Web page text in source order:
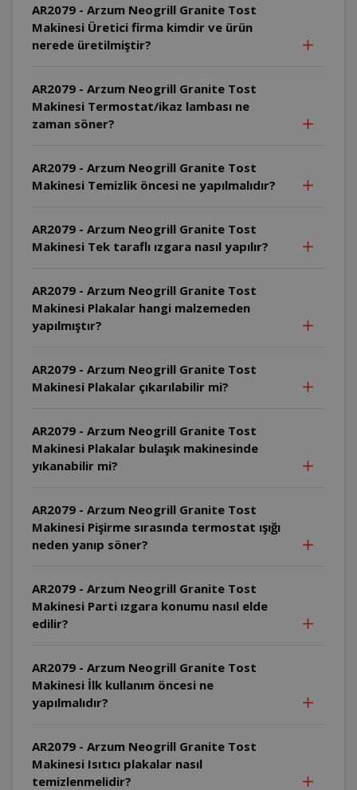
AR2079 - Arzum Neogrill Granite Tost
Makinesi Üretici firma kimdir ve ürün
nerede üretilmiştir?
AR2079 - Arzum Neogrill Granite Tost
Makinesi Termostat/ikaz lambası ne
zaman söner?
AR2079 - Arzum Neogrill Granite Tost
Makinesi Temizlik öncesi ne yapılmalıdır?
AR2079 - Arzum Neogrill Granite Tost
Makinesi Tek taraflı ızgara nasıl yapılır?
AR2079 - Arzum Neogrill Granite Tost
Makinesi Plakalar hangi malzemeden
yapılmıştır?
AR2079 - Arzum Neogrill Granite Tost
Makinesi Plakalar çıkarılabilir mi?
AR2079 - Arzum Neogrill Granite Tost
Makinesi Plakalar bulaşık makinesinde
yıkanabilir mi?
AR2079 - Arzum Neogrill Granite Tost
Makinesi Pişirme sırasında termostat ışığı
neden yanıp söner?
AR2079 - Arzum Neogrill Granite Tost
Makinesi Parti ızgara konumu nasıl elde
edilir?
AR2079 - Arzum Neogrill Granite Tost
Makinesi İlk kullanım öncesi ne
yapılmalıdır?
AR2079 - Arzum Neogrill Granite Tost
Makinesi Isıtıcı plakalar nasıl
temizlenmelidir?